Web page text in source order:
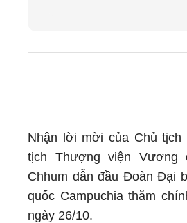
Nhận lời mời của Chủ
tịch Thượng viện Vương
Chhum dẫn đầu Đoàn Đại
quốc Campuchia thăm
ngày 26/10.